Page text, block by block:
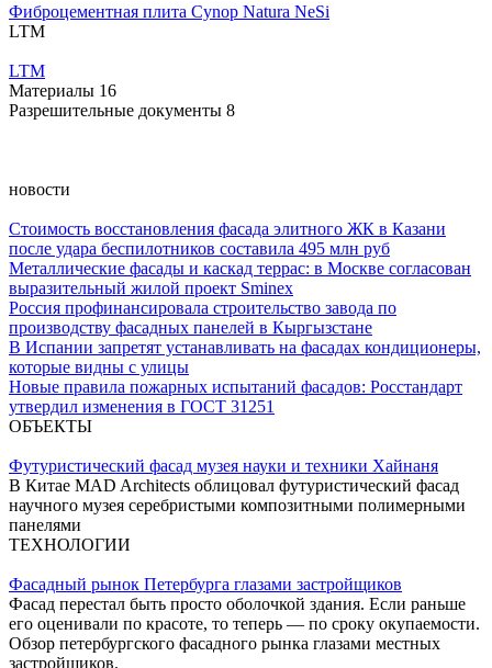
Фиброцементная плита Cynop Natura NeSi
LTM
LTM
Материалы 16
Разрешительные документы 8
новости
Стоимость восстановления фасада элитного ЖК в Казани
после удара беспилотников составила 495 млн руб
Металлические фасады и каскад террас: в Москве согласован
выразительный жилой проект Sminex
Россия профинансировала строительство завода по
производству фасадных панелей в Кыргызстане
В Испании запретят устанавливать на фасадах кондиционеры,
которые видны с улицы
Новые правила пожарных испытаний фасадов: Росстандарт
утвердил изменения в ГОСТ 31251
ОБЪЕКТЫ
Футуристический фасад музея науки и техники Хайнаня
В Китае MAD Architects облицовал футуристический фасад
научного музея серебристыми композитными полимерными
панелями
ТЕХНОЛОГИИ
Фасадный рынок Петербурга глазами застройщиков
Фасад перестал быть просто оболочкой здания. Если раньше
его оценивали по красоте, то теперь — по сроку окупаемости.
Обзор петербургского фасадного рынка глазами местных
застройщиков.